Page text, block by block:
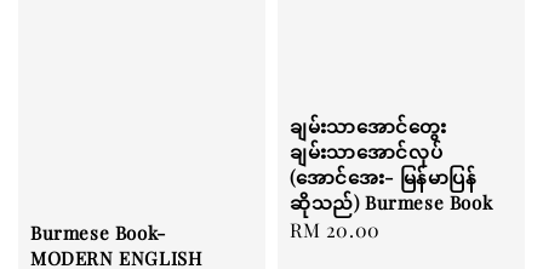
Burmese Book-
MODERN ENGLISH
ချမ်းသာအောင်တွေး
ချမ်းသာအောင်လုပ်
(အောင်အေး- မြန်မာပြန်
ဆိုသည်) Burmese Book
Regular
RM 20.00